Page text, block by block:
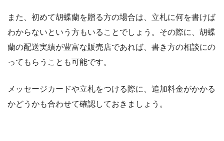
また、初めて胡蝶蘭を贈る方の場合は、立札に何を書けば
わからないという方もいることでしょう。その際に、胡蝶
蘭の配送実績が豊富な販売店であれば、書き方の相談にの
ってもらうことも可能です。
メッセージカードや立札をつける際に、追加料金がかかる
かどうかも合わせて確認しておきましょう。